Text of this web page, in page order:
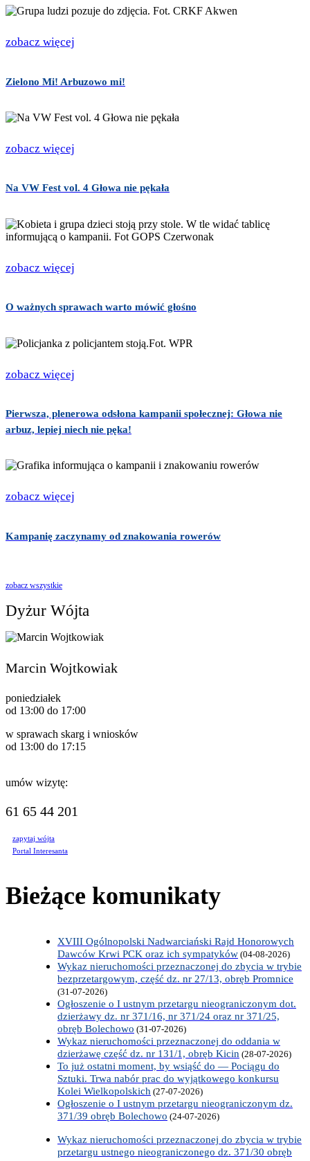
zobacz więcej
Zielono Mi! Arbuzowo mi!
zobacz więcej
Na VW Fest vol. 4 Głowa nie pękała
zobacz więcej
O ważnych sprawach warto mówić głośno
zobacz więcej
Pierwsza, plenerowa odsłona kampanii społecznej: Głowa nie
arbuz, lepiej niech nie pęka!
zobacz więcej
Kampanię zaczynamy od znakowania rowerów
zobacz wszystkie
Dyżur Wójta
Marcin Wojtkowiak
poniedziałek
od 13:00 do 17:00
w sprawach skarg i wniosków
od 13:00 do 17:15
umów wizytę:
61 65 44 201
zapytaj wójta
Portal Interesanta
Bieżące komunikaty
XVIII Ogólnopolski Nadwarciański Rajd Honorowych
Dawców Krwi PCK oraz ich sympatyków (04-08-2026)
Wykaz nieruchomości przeznaczonej do zbycia w trybie
bezprzetargowym, część dz. nr 27/13, obręb Promnice
(31-07-2026)
Ogłoszenie o I ustnym przetargu nieograniczonym dot.
dzierżawy dz. nr 371/16, nr 371/24 oraz nr 371/25,
obręb Bolechowo (31-07-2026)
Wykaz nieruchomości przeznaczonej do oddania w
dzierżawę część dz. nr 131/1, obręb Kicin (28-07-2026)
To już ostatni moment, by wsiąść do — Pociągu do
Sztuki. Trwa nabór prac do wyjątkowego konkursu
Kolei Wielkopolskich (27-07-2026)
Ogłoszenie o I ustnym przetargu nieograniczonym dz.
371/39 obręb Bolechowo (24-07-2026)
Wykaz nieruchomości przeznaczonej do zbycia w trybie
przetargu ustnego nieograniczonego dz. 371/30 obręb